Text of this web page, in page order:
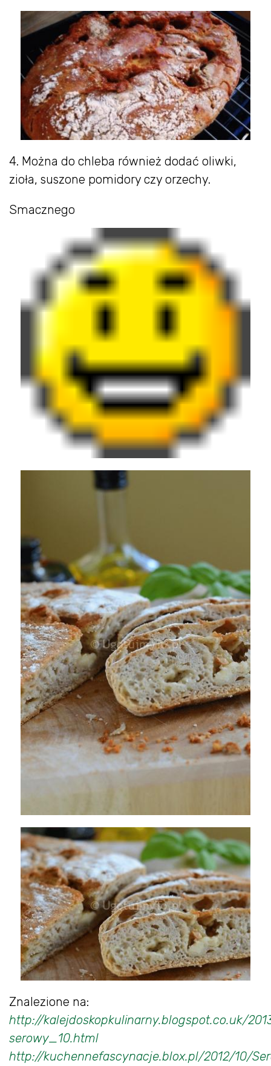
4. Można do chleba również dodać oliwki,
zioła, suszone pomidory czy orzechy.
Smacznego
Znalezione na:
http://kalejdoskopkulinarny.blogspot.co.uk/
serowy_10.html
http://kuchennefascynacje.blox.pl/2012/10/